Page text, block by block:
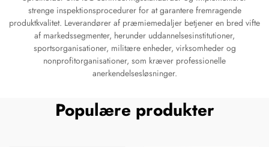
strenge inspektionsprocedurer for at garantere fremragende
produktkvalitet. Leverandører af præmiemedaljer betjener en bred vifte
af markedssegmenter, herunder uddannelsesinstitutioner,
sportsorganisationer, militære enheder, virksomheder og
nonprofitorganisationer, som kræver professionelle
anerkendelsesløsninger.
Populære produkter